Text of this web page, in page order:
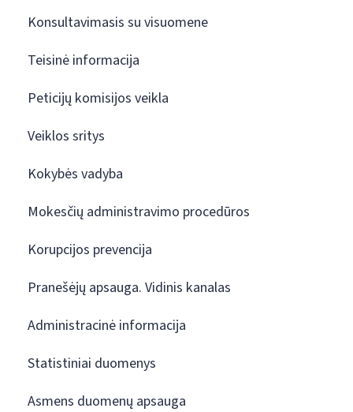
Konsultavimasis su visuomene
Teisinė informacija
Peticijų komisijos veikla
Veiklos sritys
Kokybės vadyba
Mokesčių administravimo procedūros
Korupcijos prevencija
Pranešėjų apsauga. Vidinis kanalas
Administracinė informacija
Statistiniai duomenys
Asmens duomenų apsauga